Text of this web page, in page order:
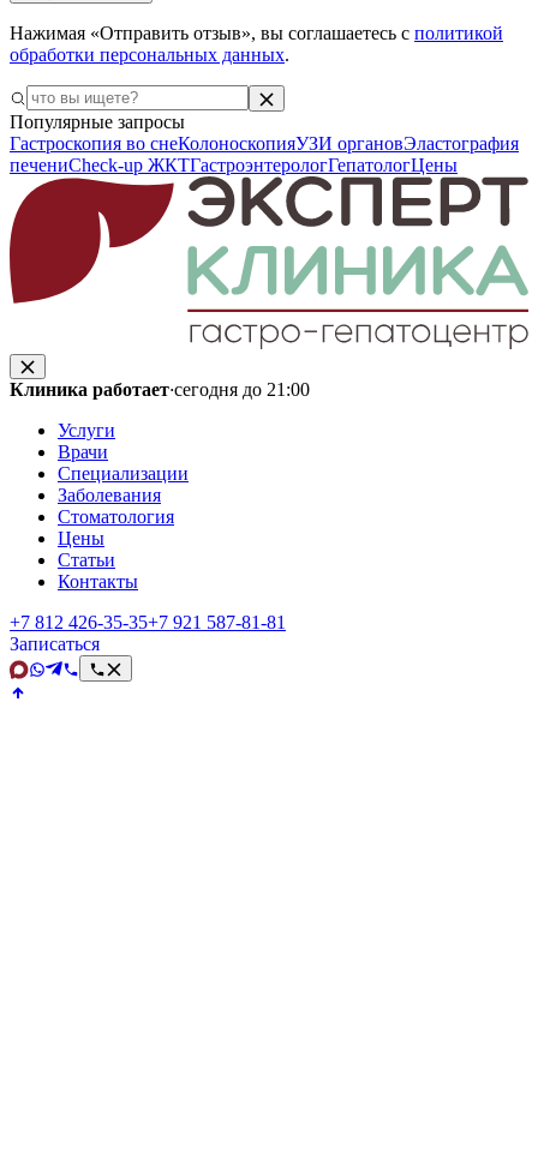
Нажимая «Отправить отзыв», вы соглашаетесь с политикой
обработки персональных данных.
Популярные запросы
Гастроскопия во снеКолоноскопияУЗИ органовЭластография
печениCheck-up ЖКТГастроэнтерологГепатологЦены
Клиника работает·сегодня до 21:00
Услуги
Врачи
Специализации
Заболевания
Стоматология
Цены
Статьи
Контакты
+7 812 426‑35‑35+7 921 587‑81‑81
Записаться